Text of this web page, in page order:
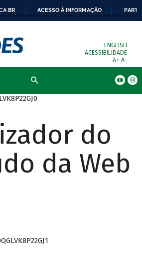
BR ACESSO À INFORMAÇÃO
ENGLISH
ACESSIBILIDADE
A+ A-
do
da Web